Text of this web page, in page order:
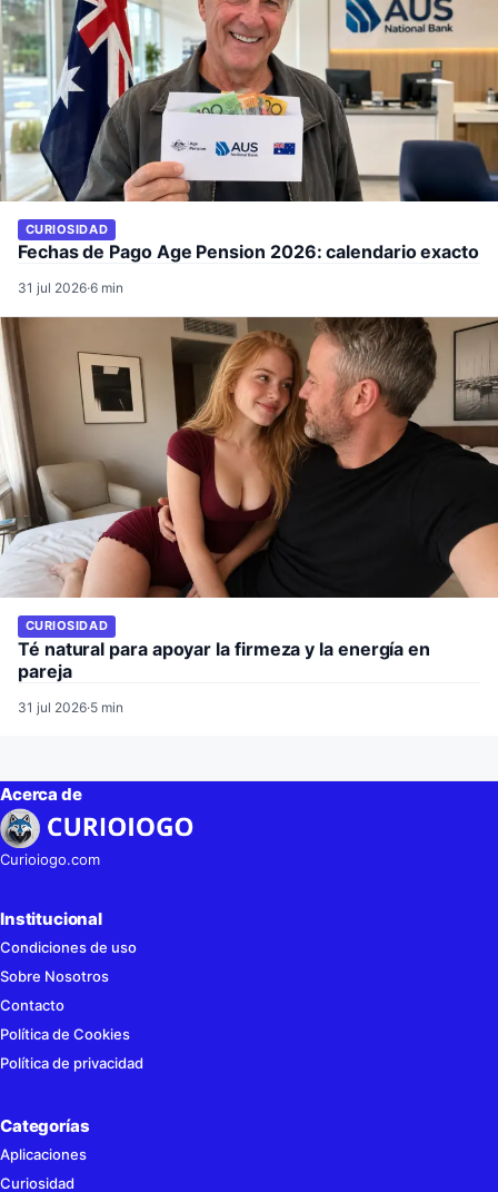
CURIOSIDAD
Fechas de Pago Age Pension 2026: calendario exacto
31 jul 2026·6 min
CURIOSIDAD
Té natural para apoyar la firmeza y la energía en
pareja
31 jul 2026·5 min
Acerca de
Curioiogo.com
Institucional
Condiciones de uso
Sobre Nosotros
Contacto
Política de Cookies
Política de privacidad
Categorías
Aplicaciones
Curiosidad